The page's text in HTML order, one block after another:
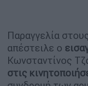
Παραγγελία
απέστειλε ο
Κωνσταντίνος
στις